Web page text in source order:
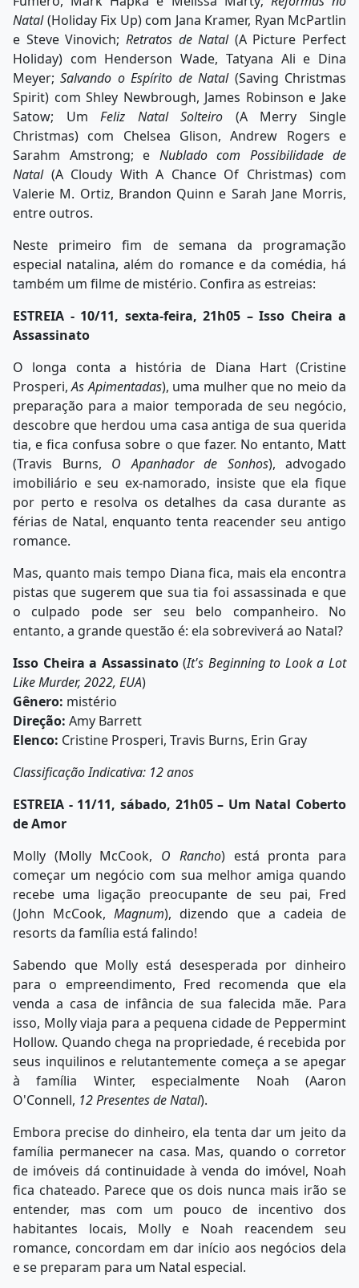
Natal(Holiday Fix Up) com Jana Kramer, Ryan McPartlin
e Steve Vinovich; Retratos de Natal(A Picture Perfect
Holiday) com Henderson Wade, Tatyana Ali e Dina
Meyer;Salvando o Espírito de Natal(Saving Christmas
Spirit) com Shley Newbrough, James Robinson e Jake
Satow; UmFeliz Natal Solteiro (A Merry Single
Christmas) com Chelsea Glison, Andrew Rogers e
Sarahm Amstrong; e Nublado com Possibilidade de
Natal(A Cloudy With A Chance Of Christmas) com
Valerie M. Ortiz, Brandon Quinn e Sarah Jane Morris,
entre outros.
Neste primeiro fim de semana da programação
especial natalina, além do romance e da comédia, há
também um filme de mistério. Confira as estreias:
ESTREIA - 10/11, sexta-feira, 21h05 – Isso Cheira a
Assassinato
O longa conta a história de Diana Hart (Cristine
Prosperi,As Apimentadas), uma mulher que no meio da
preparação para a maior temporada de seu negócio,
descobre que herdou uma casa antiga de sua querida
tia, e fica confusa sobre o que fazer. No entanto, Matt
(Travis Burns, O Apanhador de Sonhos), advogado
imobiliário e seu ex-namorado, insiste que ela fique
por perto e resolva os detalhes da casa durante as
férias de Natal, enquanto tenta reacender seu antigo
romance.
Mas, quanto mais tempo Diana fica, mais ela encontra
pistas que sugerem que sua tia foi assassinada e que
o culpado pode ser seu belo companheiro. No
entanto, a grande questão é: ela sobreviverá ao Natal?
Isso Cheira a Assassinato (It's Beginning to Look a Lot
Like Murder, 2022, EUA)
Gênero: mistério
Direção: Amy Barrett
Elenco: Cristine Prosperi, Travis Burns, Erin Gray
Classificação Indicativa: 12 anos
ESTREIA - 11/11, sábado, 21h05 – Um Natal Coberto
de Amor
Molly (Molly McCook, O Rancho) está pronta para
começar um negócio com sua melhor amiga quando
recebe uma ligação preocupante de seu pai, Fred
(John McCook,Magnum), dizendo que a cadeia de
resorts da família está falindo!
Sabendo que Molly está desesperada por dinheiro
para o empreendimento, Fred recomenda que ela
venda a casa de infância de sua falecida mãe. Para
isso, Molly viaja para a pequena cidade de Peppermint
Hollow. Quando chega na propriedade, é recebida por
seus inquilinos e relutantemente começa a se apegar
à família Winter, especialmente Noah (Aaron
O'Connell, 12 Presentes de Natal).
Embora precise do dinheiro, ela tenta dar um jeito da
família permanecer na casa. Mas, quando o corretor
de imóveis dá continuidade à venda do imóvel, Noah
fica chateado. Parece que os dois nunca mais irão se
entender, mas com um pouco de incentivo dos
habitantes locais, Molly e Noah reacendem seu
romance, concordam em dar início aos negócios dela
e se preparam para um Natal especial.